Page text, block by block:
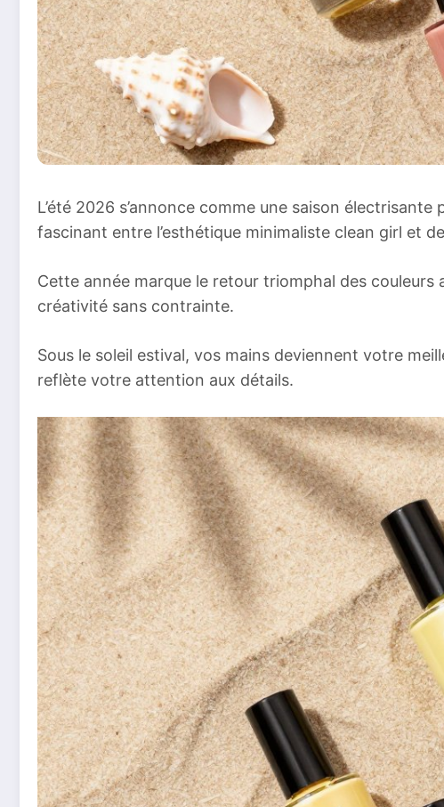
L’été 2026 s’annonce comme une saison
fascinant entre l’esthétique minimaliste clean girl et
Cette année marque le retour triomphal des
créativité sans contrainte.
Sous le soleil estival, vos mains deviennent votre
reflète votre attention aux détails.